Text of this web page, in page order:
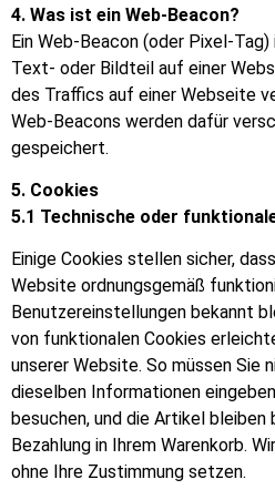
4. Was ist ein Web-Beacon?
Ein Web-Beacon (oder Pixel-
Text- oder Bildteil auf einer
des Traffics auf einer Webseite
Web-Beacons werden dafür
gespeichert.
5. Cookies
5.1 Technische oder
Einige Cookies stellen sicher,
Website ordnungsgemäß
Benutzereinstellungen bekannt
von funktionalen Cookies
unserer Website. So müssen Sie
dieselben Informationen
besuchen, und die Artikel bleiben
Bezahlung in Ihrem Warenkorb.
ohne Ihre Zustimmung setzen.